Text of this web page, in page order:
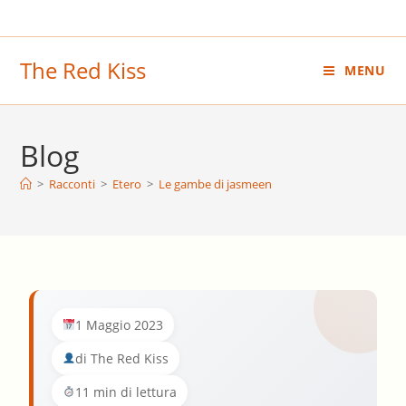
al
The Red Kiss MENU
Blog
> Racconti > Etero > Le gambe di jasmeen
1 Maggio 2023
di The Red Kiss
11 min di lettura